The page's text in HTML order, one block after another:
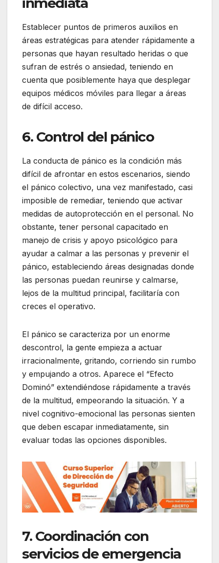
Establecer puntos de primeros auxilios en
áreas estratégicas para atender rápidamente a
personas que hayan resultado heridas o que
sufran de estrés o ansiedad, teniendo en
cuenta que posiblemente haya que desplegar
equipos médicos móviles para llegar a áreas
de difícil acceso.
6. Control del pánico
La conducta de pánico es la condición más
difícil de afrontar en estos escenarios, siendo
el pánico colectivo, una vez manifestado, casi
imposible de remediar, teniendo que activar
medidas de autoprotección en el personal. No
obstante, tener personal capacitado en
manejo de crisis y apoyo psicológico para
ayudar a calmar a las personas y prevenir el
pánico, estableciendo áreas designadas donde
las personas puedan reunirse y calmarse,
lejos de la multitud principal, facilitaría con
creces el operativo.
El pánico se caracteriza por un enorme
descontrol, la gente empieza a actuar
irracionalmente, gritando, corriendo sin rumbo
y empujando a otros. Aparece el “Efecto
Dominó” extendiéndose rápidamente a través
de la multitud, empeorando la situación. Y a
nivel cognitivo-emocional las personas sienten
que deben escapar inmediatamente, sin
evaluar todas las opciones disponibles.
7. Coordinación con
servicios de emergencia